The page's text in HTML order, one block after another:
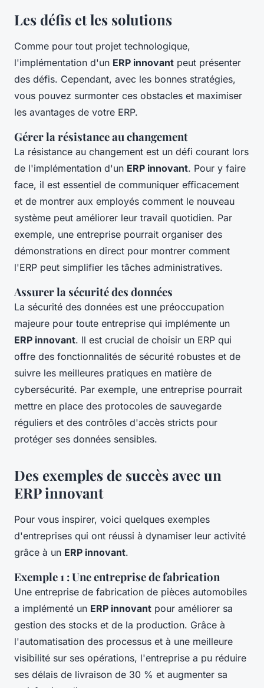
Les défis et les solutions
Comme pour tout projet technologique,
l'implémentation d'un ERP innovant peut présenter
des défis. Cependant, avec les bonnes stratégies,
vous pouvez surmonter ces obstacles et maximiser
les avantages de votre ERP.
Gérer la résistance au changement
La résistance au changement est un défi courant lors
de l'implémentation d'un ERP innovant. Pour y faire
face, il est essentiel de communiquer efficacement
et de montrer aux employés comment le nouveau
système peut améliorer leur travail quotidien. Par
exemple, une entreprise pourrait organiser des
démonstrations en direct pour montrer comment
l'ERP peut simplifier les tâches administratives.
Assurer la sécurité des données
La sécurité des données est une préoccupation
majeure pour toute entreprise qui implémente un
ERP innovant. Il est crucial de choisir un ERP qui
offre des fonctionnalités de sécurité robustes et de
suivre les meilleures pratiques en matière de
cybersécurité. Par exemple, une entreprise pourrait
mettre en place des protocoles de sauvegarde
réguliers et des contrôles d'accès stricts pour
protéger ses données sensibles.
Des exemples de succès avec un
ERP innovant
Pour vous inspirer, voici quelques exemples
d'entreprises qui ont réussi à dynamiser leur activité
grâce à un ERP innovant.
Exemple 1 : Une entreprise de fabrication
Une entreprise de fabrication de pièces automobiles
a implémenté un ERP innovant pour améliorer sa
gestion des stocks et de la production. Grâce à
l'automatisation des processus et à une meilleure
visibilité sur ses opérations, l'entreprise a pu réduire
ses délais de livraison de 30 % et augmenter sa